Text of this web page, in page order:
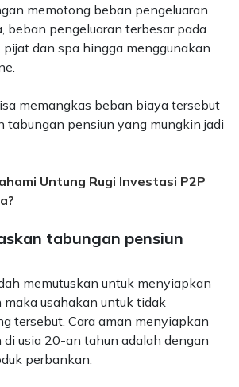
memotong beban pengeluaran
beban pengeluaran terbesar pada
dan spa hingga menggunakan
memangkas beban biaya tersebut
tabungan pensiun yang mungkin jadi
Untung Rugi Investasi P2P
tabungan pensiun
memutuskan untuk menyiapkan
usahakan untuk tidak
tersebut. Cara aman menyiapkan
usia 20-an tahun adalah dengan
perbankan.